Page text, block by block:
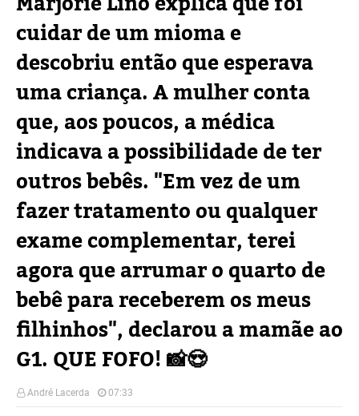
cuidar de um mioma e
descobriu então que esperava
uma criança. A mulher conta
que, aos poucos, a médica
indicava a possibilidade de ter
outros bebês. "Em vez de um
fazer tratamento ou qualquer
exame complementar, terei
agora que arrumar o quarto de
bebê para receberem os meus
filhinhos", declarou a mamãe ao
G1. QUE FOFO! 📸😍
André Lacerda 07:33